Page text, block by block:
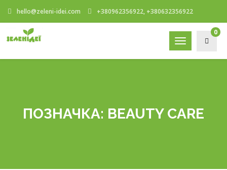
hello@zeleni-idei.com +380962356922, +380632356922
Toggle
navigation
0
ПОЗНАЧКА: BEAUTY CARE